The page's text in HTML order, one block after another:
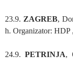
23.9. ZAGREB,
h. Organizator:
24.9.PETRINJA,